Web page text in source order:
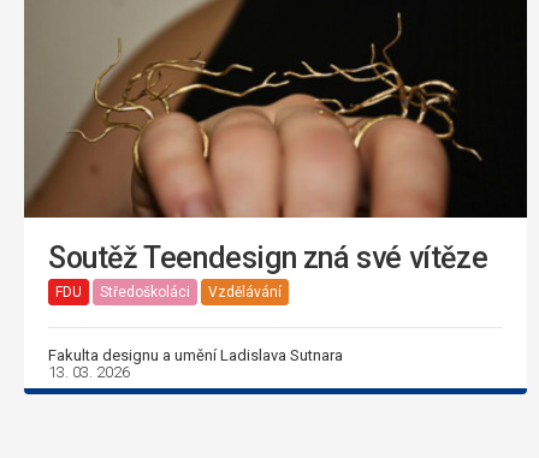
Soutěž Teendesign zná své vítěze
FDU Středoškoláci Vzdělávání
Fakulta designu a umění Ladislava Sutnara
13. 03. 2026